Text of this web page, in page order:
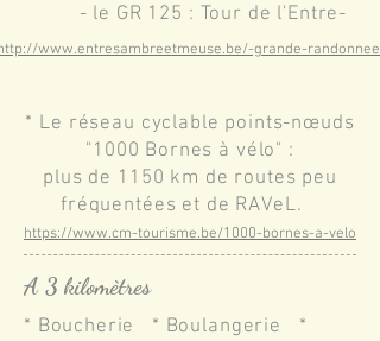
- le GR 125 : Tour de l'Entre-
Sambre-et-Meuse
* Le réseau cyclable points-nœuds
"1000 Bornes à vélo" :
plus de 1150 km de routes peu
fréquentées et de RAVeL.
https://www.cm-tourisme.be/1000-bornes-a-velo
www.entresambreetmeuse.be/-grande-randonnee-
A 3 kilomètres
* Boucherie * Boulangerie
*